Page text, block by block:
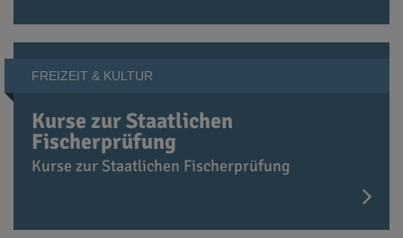
FREIZEIT & KULTUR
Kurse zur Staatlichen
Fischerprüfung
Kurse zur Staatlichen Fischerprüfung